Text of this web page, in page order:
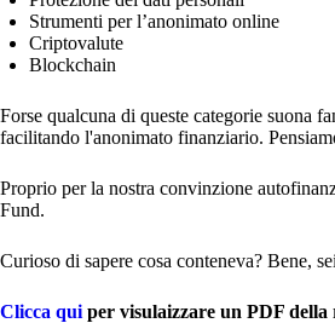
Strumenti per l’anonimato online
Criptovalute
Blockchain
Forse qualcuna di queste categorie suona
facilitando l'anonimato finanziario.
Proprio per la nostra convinzione
Fund.
Curioso di sapere cosa conteneva? Bene,
Clicca qui per visulaizzare un PDF